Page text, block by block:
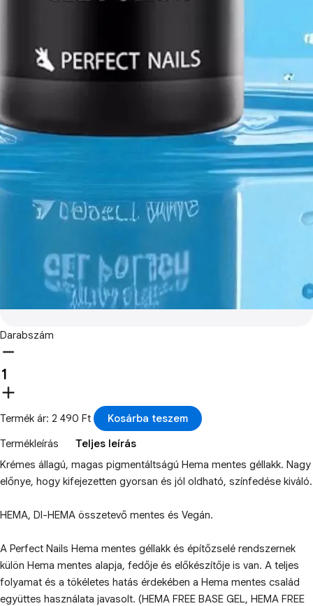
Darabszám
Termék ár: 2 490 Ft
Kosárba teszem
Termékleírás
Teljes leírás
Krémes állagú, magas pigmentáltságú Hema mentes géllakk. Nagy
előnye, hogy kifejezetten gyorsan és jól oldható, színfedése kiváló.
HEMA, DI-HEMA összetevő mentes és Vegán.
A Perfect Nails Hema mentes géllakk és építőzselé rendszernek
külön Hema mentes alapja, fedője és előkészítője is van. A teljes
folyamat és a tökéletes hatás érdekében a Hema mentes család
együttes használata javasolt. (HEMA FREE BASE GEL, HEMA FREE